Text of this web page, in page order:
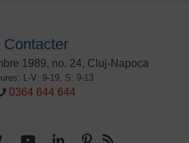
Contacter
1989, no. 24, Cluj-Napoca
L-V: 9-19, S: 9-13
0364 644 644